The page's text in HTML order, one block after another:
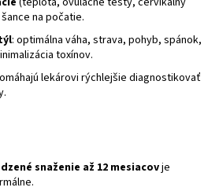
na počatie.
: optimálna váha, strava, pohyb, spánok,
toxínov.
lekárovi rýchlejšie diagnostikovať
snaženie až 12 mesiacovje